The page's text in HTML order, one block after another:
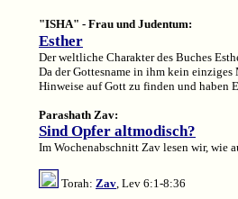
"ISHA" - Frau und Judentum:
Esther
Der weltliche Charakter des Buches
Da der Gottesname in ihm kein
Hinweise auf Gott zu finden und haben
Parashath Zav:
Sind Opfer altmodisch?
Im Wochenabschnitt Zav lesen wir, wie
Torah: Zav, Lev 6:1-8:36